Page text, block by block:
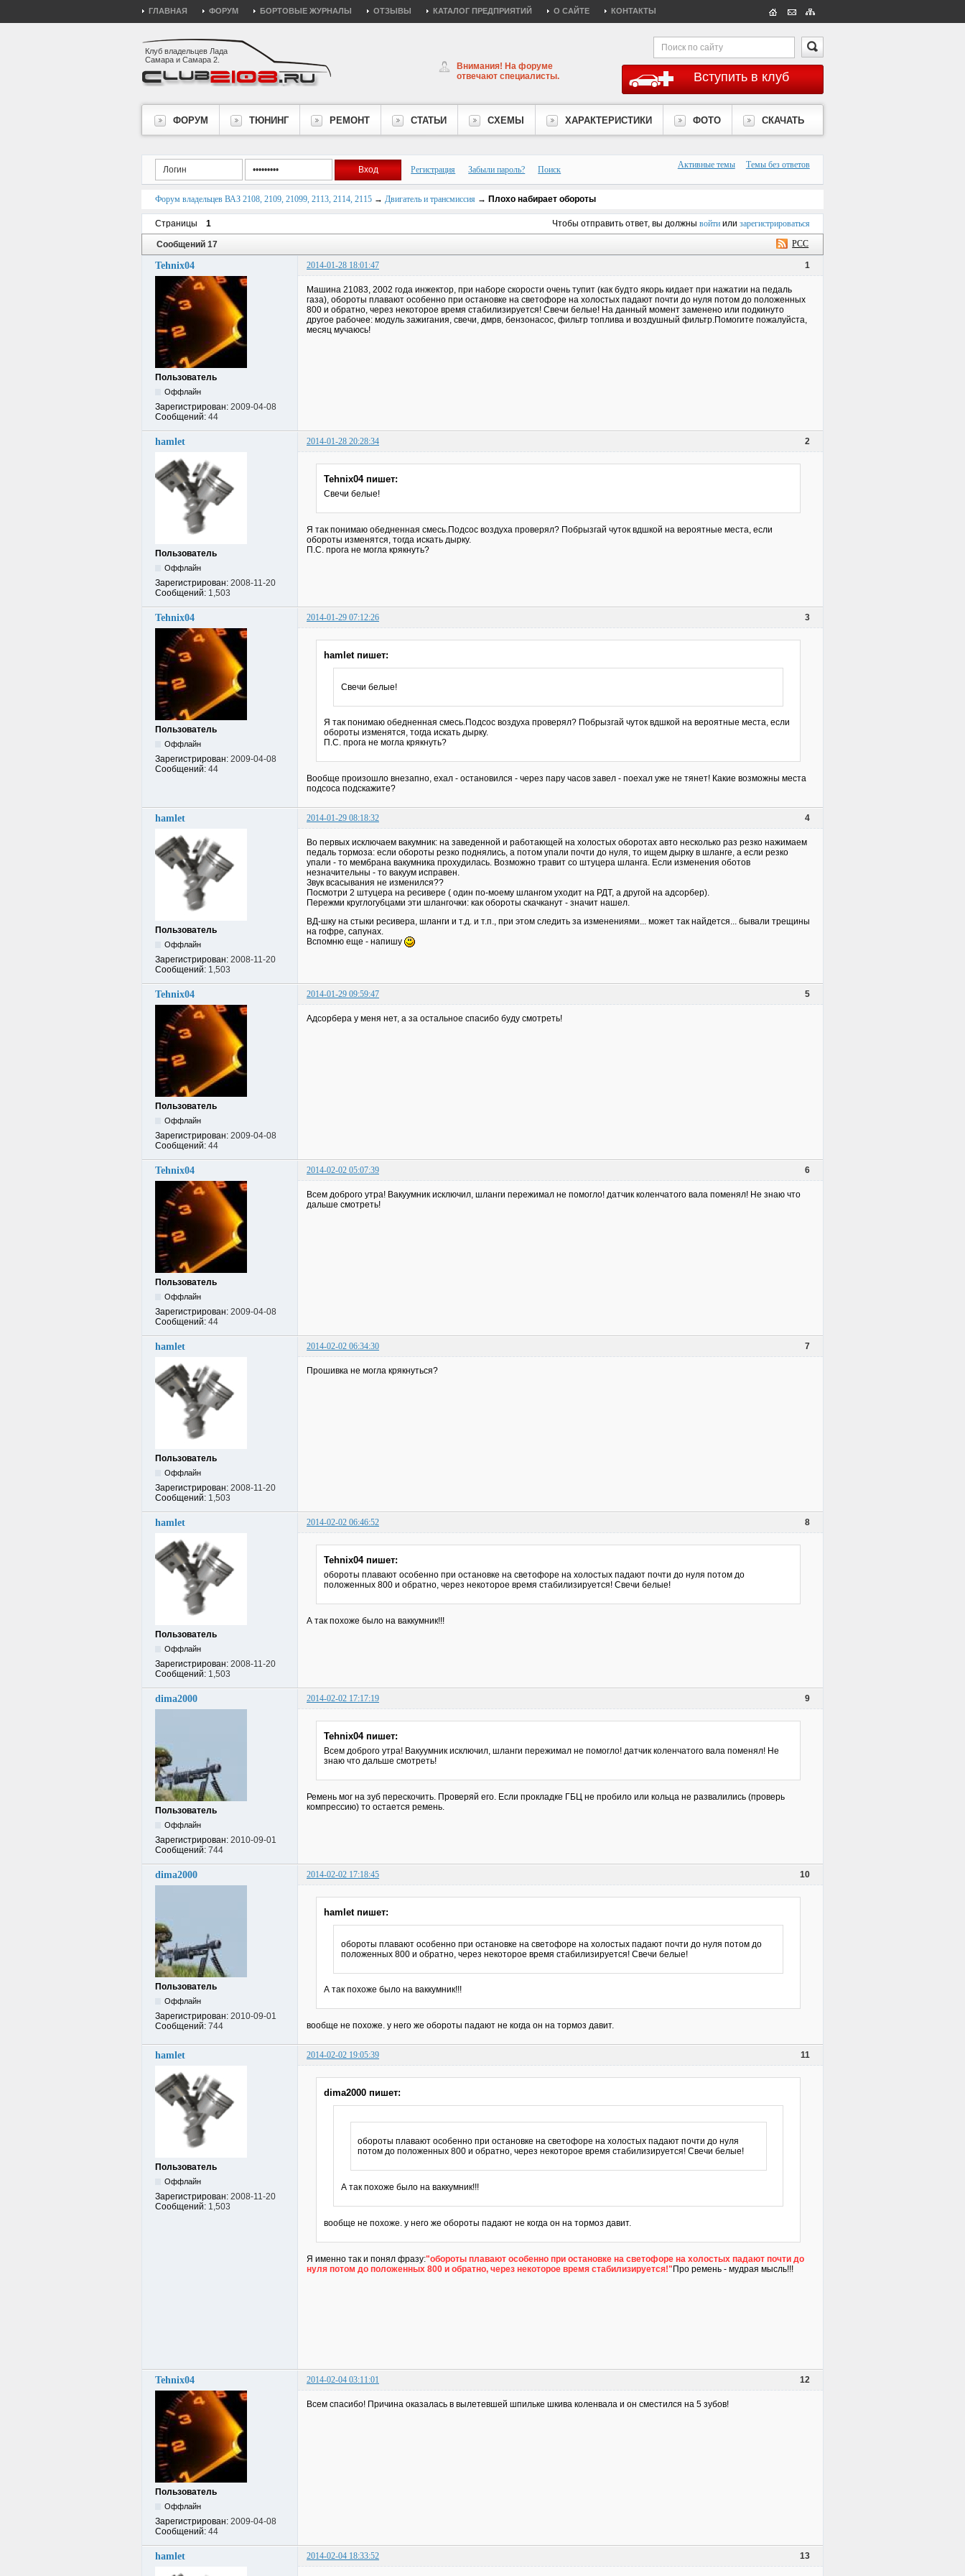
ГЛАВНАЯ ФОРУМ БОРТОВЫЕ ЖУРНАЛЫ ОТЗЫВЫ КАТАЛОГ ПРЕДПРИЯТИЙ О САЙТЕ КОНТАКТЫ
Клуб владельцев Лада
Самара и Самара 2.
Вступить в клуб
Внимания! На форуме
отвечают специалисты.
ФОРУМ ТЮНИНГ РЕМОНТ СТАТЬИ СХЕМЫ ХАРАКТЕРИСТИКИ ФОТО СКАЧАТЬ
Регистрация Забыли пароль? Поиск Активные темы Темы без ответов
Форум владельцев ВАЗ 2108, 2109, 21099, 2113, 2114, 2115 → Двигатель и трансмиссия → Плохо набирает обороты
Страницы 1 Чтобы отправить ответ, вы должны войтиили зарегистрироваться
РСС
Сообщений 17
1
Tehnix04 2014-01-28 18:01:47
Пользователь
Оффлайн
Зарегистрирован: 2009-04-08
Сообщений: 44
Машина 21083, 2002 года инжектор, при наборе скорости очень тупит (как будто якорь кидает при нажатии на педаль
газа), обороты плавают особенно при остановке на светофоре на холостых падают почти до нуля потом до положенных
800 и обратно, через некоторое время стабилизируется! Свечи белые! На данный момент заменено или подкинуто
другое рабочее: модуль зажигания, свечи, дмрв, бензонасос, фильтр топлива и воздушный фильтр.Помогите пожалуйста,
месяц мучаюсь!
2
hamlet 2014-01-28 20:28:34
Пользователь
Оффлайн
Зарегистрирован: 2008-11-20
Сообщений: 1,503
Tehnix04 пишет:
Свечи белые!
Я так понимаю обедненная смесь.Подсос воздуха проверял? Побрызгай чуток вдшкой на вероятные места, если
обороты изменятся, тогда искать дырку.
П.С. прога не могла крякнуть?
3
Tehnix04 2014-01-29 07:12:26
Пользователь
Оффлайн
Зарегистрирован: 2009-04-08
Сообщений: 44
hamlet пишет:
Свечи белые!
Я так понимаю обедненная смесь.Подсос воздуха проверял? Побрызгай чуток вдшкой на вероятные места, если
обороты изменятся, тогда искать дырку.
П.С. прога не могла крякнуть?
Вообще произошло внезапно, ехал - остановился - через пару часов завел - поехал уже не тянет! Какие возможны места
подсоса подскажите?
4
hamlet 2014-01-29 08:18:32
Пользователь
Оффлайн
Зарегистрирован: 2008-11-20
Сообщений: 1,503
Во первых исключаем вакумник: на заведенной и работающей на холостых оборотах авто несколько раз резко нажимаем
педаль тормоза: если обороты резко поднялись, а потом упали почти до нуля, то ищем дырку в шланге, а если резко
упали - то мембрана вакумника прохудилась. Возможно травит со штуцера шланга. Если изменения оботов
незначительны - то вакуум исправен.
Звук всасывания не изменился??
Посмотри 2 штуцера на ресивере ( один по-моему шлангом уходит на РДТ, а другой на адсорбер).
Пережми круглогубцами эти шлангочки: как обороты скачканут - значит нашел.
ВД-шку на стыки ресивера, шланги и т.д. и т.п., при этом следить за изменениями... может так найдется... бывали трещины
на гофре, сапунах.
Вспомню еще - напишу
5
Tehnix04 2014-01-29 09:59:47
Пользователь
Оффлайн
Зарегистрирован: 2009-04-08
Сообщений: 44
Адсорбера у меня нет, а за остальное спасибо буду смотреть!
6
Tehnix04 2014-02-02 05:07:39
Пользователь
Оффлайн
Зарегистрирован: 2009-04-08
Сообщений: 44
Всем доброго утра! Вакуумник исключил, шланги пережимал не помогло! датчик коленчатого вала поменял! Не знаю что
дальше смотреть!
7
hamlet 2014-02-02 06:34:30
Пользователь
Оффлайн
Зарегистрирован: 2008-11-20
Сообщений: 1,503
Прошивка не могла крякнуться?
8
hamlet 2014-02-02 06:46:52
Пользователь
Оффлайн
Зарегистрирован: 2008-11-20
Сообщений: 1,503
Tehnix04 пишет:
обороты плавают особенно при остановке на светофоре на холостых падают почти до нуля потом до
положенных 800 и обратно, через некоторое время стабилизируется! Свечи белые!
А так похоже было на ваккумник!!!
9
dima2000 2014-02-02 17:17:19
Пользователь
Оффлайн
Зарегистрирован: 2010-09-01
Сообщений: 744
Tehnix04 пишет:
Всем доброго утра! Вакуумник исключил, шланги пережимал не помогло! датчик коленчатого вала поменял! Не
знаю что дальше смотреть!
Ремень мог на зуб перескочить. Проверяй его. Если прокладке ГБЦ не пробило или кольца не развалились (проверь
компрессию) то остается ремень.
10
dima2000 2014-02-02 17:18:45
Пользователь
Оффлайн
Зарегистрирован: 2010-09-01
Сообщений: 744
hamlet пишет:
обороты плавают особенно при остановке на светофоре на холостых падают почти до нуля потом до
положенных 800 и обратно, через некоторое время стабилизируется! Свечи белые!
А так похоже было на ваккумник!!!
вообще не похоже. у него же обороты падают не когда он на тормоз давит.
11
hamlet 2014-02-02 19:05:39
Пользователь
Оффлайн
Зарегистрирован: 2008-11-20
Сообщений: 1,503
dima2000 пишет:
обороты плавают особенно при остановке на светофоре на холостых падают почти до нуля
потом до положенных 800 и обратно, через некоторое время стабилизируется! Свечи белые!
А так похоже было на ваккумник!!!
вообще не похоже. у него же обороты падают не когда он на тормоз давит.
Я именно так и понял фразу:"обороты плавают особенно при остановке на светофоре на холостых падают почти до
нуля потом до положенных 800 и обратно, через некоторое время стабилизируется!"Про ремень - мудрая мысль!!!
12
Tehnix04 2014-02-04 03:11:01
Пользователь
Оффлайн
Зарегистрирован: 2009-04-08
Сообщений: 44
Всем спасибо! Причина оказалась в вылетевшей шпильке шкива коленвала и он сместился на 5 зубов!
13
hamlet 2014-02-04 18:33:52